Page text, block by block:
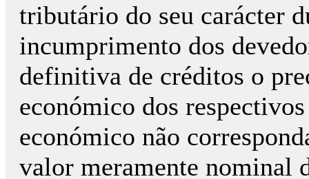
tributário do seu carácter
incumprimento dos
definitiva de créditos o
económico dos
económico não
valor meramente nominal